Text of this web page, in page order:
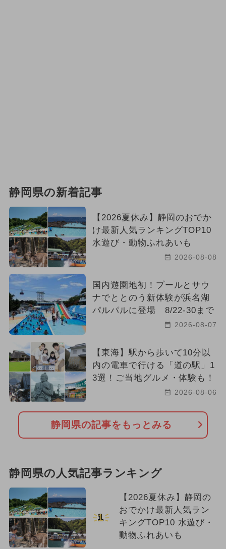
静岡県の新着記事
【2026夏休み】静岡のおでか
け最新人気ランキングTOP10
水遊び・動物ふれあいも
2026-08-08
国内遊園地初！プールとサウ
ナでととのう新体験が浜名湖
パルパルに登場 8/22-30まで
2026-08-07
【東海】駅から歩いて10分以
内の電車で行ける「道の駅」1
3選！ご当地グルメ・体験も！
2026-08-06
静岡県の記事をもっとみる
静岡県の人気記事ランキング
1
【2026夏休み】静岡の
おでかけ最新人気ラン
キングTOP10 水遊び・
動物ふれあいも